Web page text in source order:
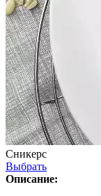
Сникерс
Выбрать
Описание: